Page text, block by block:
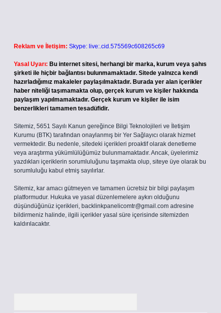
Reklam ve İletişim: Skype: live:.cid.575569c608265c69
Yasal Uyarı: Bu internet sitesi, herhangi bir marka, kurum veya şahıs
şirketi ile hiçbir bağlantısı bulunmamaktadır. Sitede yalnızca kendi
hazırladığımız makaleler paylaşılmaktadır. Burada yer alan içerikler
haber niteliği taşımamakta olup, gerçek kurum ve kişiler hakkında
paylaşım yapılmamaktadır. Gerçek kurum ve kişiler ile isim
benzerlikleri tamamen tesadüfidir.
Sitemiz, 5651 Sayılı Kanun gereğince Bilgi Teknolojileri ve İletişim
Kurumu (BTK) tarafından onaylanmış bir Yer Sağlayıcı olarak hizmet
vermektedir. Bu nedenle, sitedeki içerikleri proaktif olarak denetleme
veya araştırma yükümlülüğümüz bulunmamaktadır. Ancak, üyelerimiz
yazdıkları içeriklerin sorumluluğunu taşımakta olup, siteye üye olarak bu
sorumluluğu kabul etmiş sayılırlar.
Sitemiz, kar amacı gütmeyen ve tamamen ücretsiz bir bilgi paylaşım
platformudur. Hukuka ve yasal düzenlemelere aykırı olduğunu
düşündüğünüz içerikleri, backlinkpanelicomtr@gmail.com adresine
bildirmeniz halinde, ilgili içerikler yasal süre içerisinde sitemizden
kaldırılacaktır.